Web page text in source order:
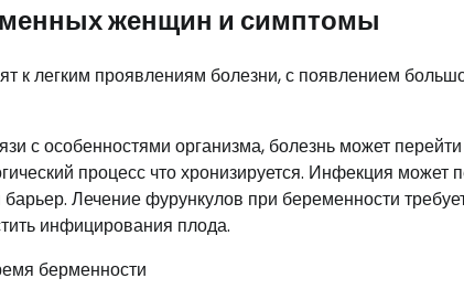
женщин и симптомы
к легким проявлениям болезни, с появлением
с особенностями организма, болезнь может
процесс что хронизируется. Инфекция может
Лечение фурункулов при беременности
инфицирования плода.